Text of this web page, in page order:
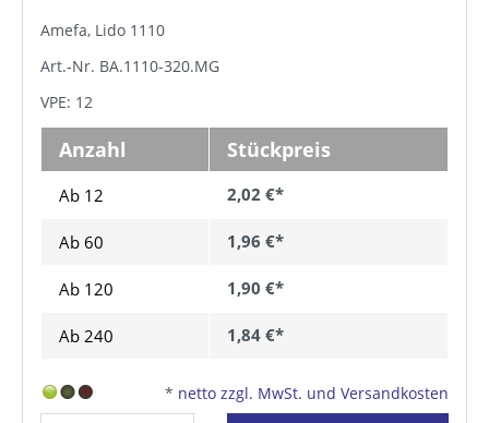
Amefa, Lido 1110
Art.-Nr. BA.1110-320.MG
VPE: 12
Anzahl Stückpreis
Ab 12 2,02 €*
Ab 60 1,96 €*
Ab 120 1,90 €*
Ab 240 1,84 €*
* netto zzgl. MwSt. und Versandkosten